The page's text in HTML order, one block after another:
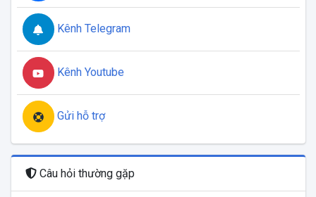
Kênh Telegram
Kênh Youtube
Gửi hỗ trợ
Câu hỏi thường gặp